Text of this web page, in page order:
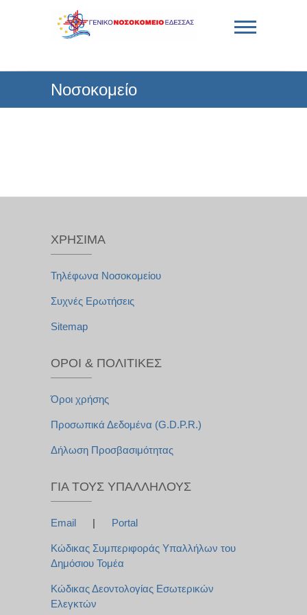
Γενικό Νοσοκομείο
Έδεσσας
Νοσοκομείο
ΧΡΉΣΙΜΑ
Τηλέφωνα Νοσοκομείου
Συχνές Ερωτήσεις
Sitemap
ΌΡΟΙ & ΠΟΛΙΤΙΚΈΣ
Όροι χρήσης
Προσωπικά Δεδομένα (G.D.P.R.)
Δήλωση Προσβασιμότητας
ΓΙΑ ΤΟΥΣ ΥΠΑΛΛΉΛΟΥΣ
Email | Portal
Κώδικας Συμπεριφοράς Υπαλλήλων του
Δημόσιου Τομέα
Κώδικας Δεοντολογίας Εσωτερικών
Ελεγκτών